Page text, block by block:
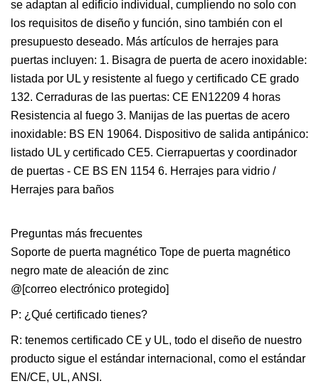
se adaptan al edificio individual, cumpliendo no solo con
los requisitos de diseño y función, sino también con el
presupuesto deseado. Más artículos de herrajes para
puertas incluyen: 1. Bisagra de puerta de acero inoxidable:
listada por UL y resistente al fuego y certificado CE grado
132. Cerraduras de las puertas: CE EN12209 4 horas
Resistencia al fuego 3. Manijas de las puertas de acero
inoxidable: BS EN 19064. Dispositivo de salida antipánico:
listado UL y certificado CE5. Cierrapuertas y coordinador
de puertas - CE BS EN 1154 6. Herrajes para vidrio /
Herrajes para baños
Preguntas más frecuentes
Soporte de puerta magnético Tope de puerta magnético
negro mate de aleación de zinc
@[correo electrónico protegido]
P: ¿Qué certificado tienes?
R: tenemos certificado CE y UL, todo el diseño de nuestro
producto sigue el estándar internacional, como el estándar
EN/CE, UL, ANSI.